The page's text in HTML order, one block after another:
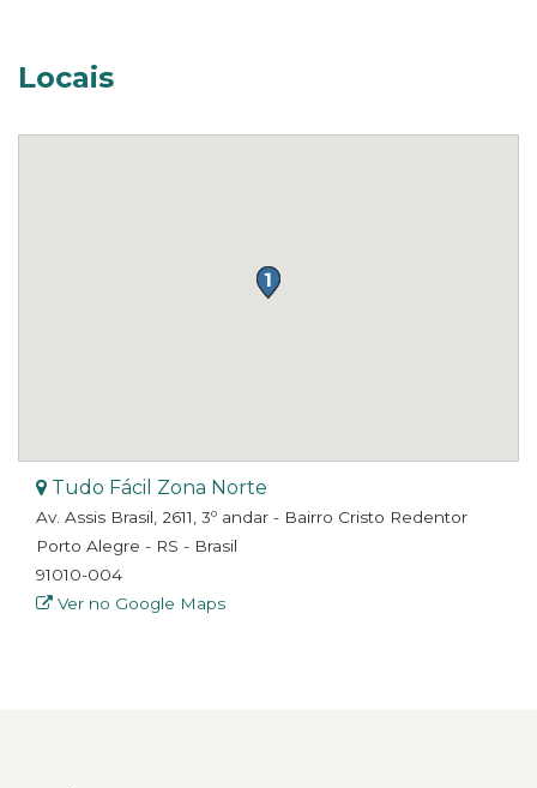
Locais
Tudo Fácil Zona Norte
Av. Assis Brasil, 2611, 3º andar - Bairro Cristo Redentor
Porto Alegre - RS - Brasil
91010-004
Ver no Google Maps